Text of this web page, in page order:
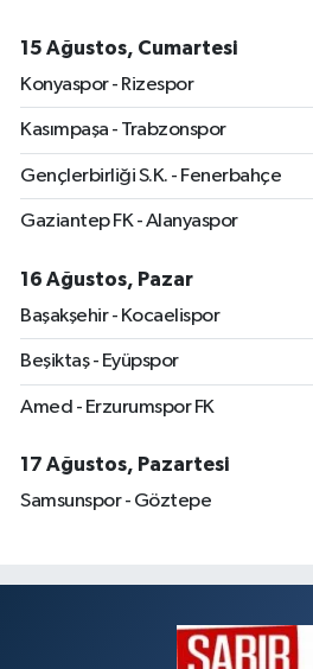
15 Ağustos, Cumartesi
Konyaspor - Rizespor
Kasımpaşa - Trabzonspor
Gençlerbirliği S.K. - Fenerbahçe
Gaziantep FK - Alanyaspor
16 Ağustos, Pazar
Başakşehir - Kocaelispor
Beşiktaş - Eyüpspor
Amed - Erzurumspor FK
17 Ağustos, Pazartesi
Samsunspor - Göztepe